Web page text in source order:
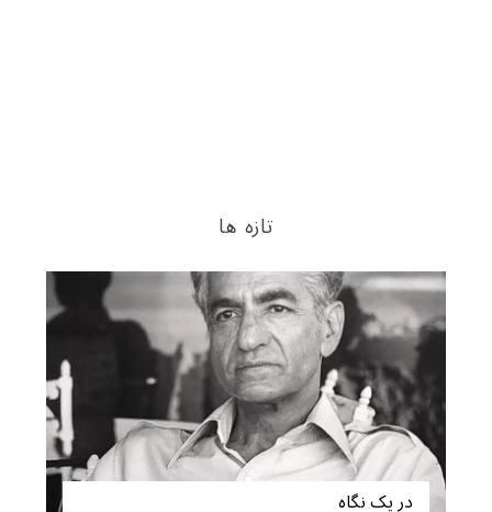
تازه ها
در یک نگاه